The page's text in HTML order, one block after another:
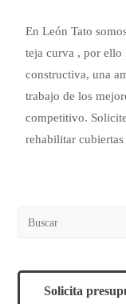
En León Tato
teja curva , por ello
constructiva, una
trabajo de los
competitivo.
rehabilitar cubiertas
Solicita